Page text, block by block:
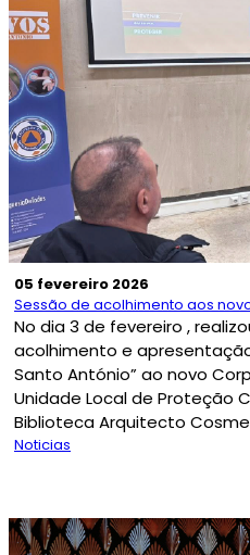
05 fevereiro 2026
Sessão de acolhimento aos
No dia 3 de fevereiro ,
acolhimento e
Santo António” ao novo
Unidade Local de Proteção
Biblioteca Arquitecto
Noticias